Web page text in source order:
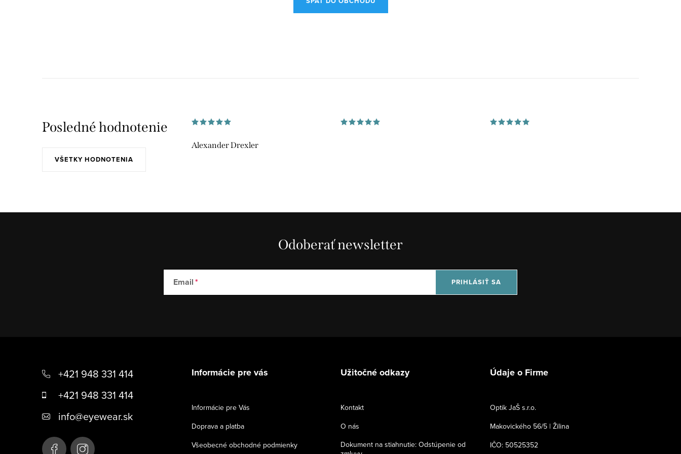
Posledné hodnotenie
VŠETKY HODNOTENIA
Alexander Drexler
Odoberať newsletter
Email PRIHLÁSIŤ SA
+421 948 331 414
+421 948 331 414
info@eyewear.sk
Informácie pre vás
Informácie pre Vás
Doprava a platba
Všeobecné obchodné podmienky
Užitočné odkazy
Kontakt
O nás
Dokument na stiahnutie: Odstúpenie od
Údaje o Firme
Optik JaŠ s.r.o.
Makovického 56/5 | Žilina
IČO: 50525352